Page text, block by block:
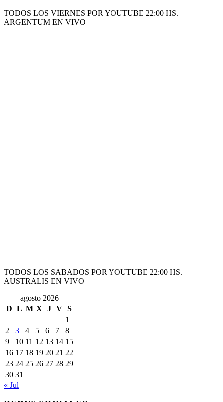
TODOS LOS VIERNES POR YOUTUBE 22:00 HS.
ARGENTUM EN VIVO
TODOS LOS SABADOS POR YOUTUBE 22:00 HS.
AUSTRALIS EN VIVO
agosto 2026
D L M X J V S
1
2
3 4 5 6 7
8
9
10 11 12 13 14 15
16 17 18 19 20 21 22
23 24 25 26 27 28 29
30 31
« Jul